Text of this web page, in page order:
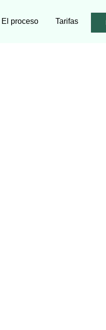
El proceso Tarifas